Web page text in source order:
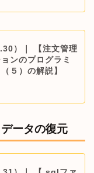
）｜ 【注文管理
ンのプログラミ
５）の解説】
ータの復元